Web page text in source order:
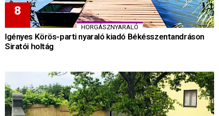
HORGÁSZNYARALÓ
Igényes Körös-parti nyaraló kiadó Békésszentandráson
Siratói holtág